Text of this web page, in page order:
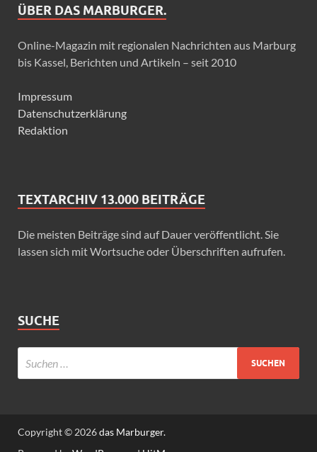
ÜBER DAS MARBURGER.
Online-Magazin mit regionalen Nachrichten aus Marburg
bis Kassel, Berichten und Artikeln – seit 2010
Impressum
Datenschutzerklärung
Redaktion
TEXTARCHIV 13.000 BEITRÄGE
Die meisten Beiträge sind auf Dauer veröffentlicht. Sie
lassen sich mit Wortsuche oder Überschriften aufrufen.
SUCHE
Copyright © 2026das Marburger.